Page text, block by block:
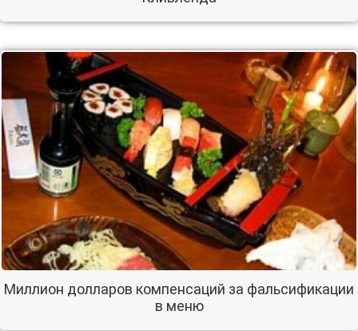
Миллион долларов компенсаций за фальсификации
в меню